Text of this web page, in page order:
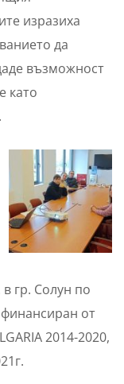
изразиха
да
възможност
като
гр. Солун по
финансиран от
2014-2020,